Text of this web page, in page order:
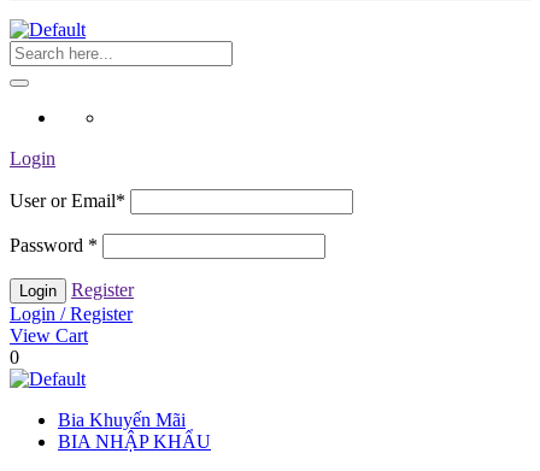
Login
User or Email*
Password *
Register
Login / Register
View Cart
0
Bia Khuyến Mãi
BIA NHẬP KHẨU